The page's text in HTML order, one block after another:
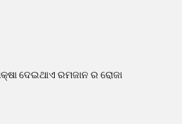
ଦେଇଥାଏ ରମଜାନ ର ରୋଜା